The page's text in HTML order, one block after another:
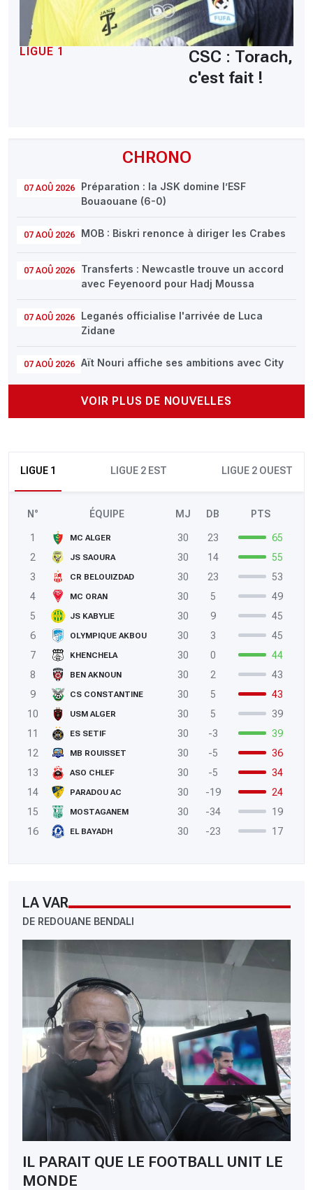
CHRONO
07 AOÛ 2026
Préparation : la JSK domine l’ESF
Bouaouane (6-0)
07 AOÛ 2026 MOB : Biskri renonce à diriger les Crabes
07 AOÛ 2026
Transferts : Newcastle trouve un accord
avec Feyenoord pour Hadj Moussa
07 AOÛ 2026
Leganés officialise l'arrivée de Luca
Zidane
07 AOÛ 2026 Aït Nouri affiche ses ambitions avec City
VOIR PLUS DE NOUVELLES
LIGUE 1 LIGUE 2 EST LIGUE 2 OUEST
N° ÉQUIPE MJ DB PTS
1 MC ALGER 30 23
65
2
JS SAOURA 30 14
55
3
CR BELOUIZDAD 30 23
53
4
MC ORAN 30 5
49
5
JS KABYLIE 30 9
45
6
OLYMPIQUE AKBOU 30 3
45
7
KHENCHELA 30 0
44
8
BEN AKNOUN 30 2
43
9
CS CONSTANTINE 30 5
43
10
USM ALGER 30 5
39
11
ES SETIF 30 -3
39
12
MB ROUISSET 30 -5
36
13
ASO CHLEF 30 -5
34
14
PARADOU AC 30 -19
24
15
MOSTAGANEM 30 -34
19
16
EL BAYADH 30 -23 17
LA VAR
DE REDOUANE BENDALI
IL PARAIT QUE LE FOOTBALL UNIT LE
MONDE
LIGUE 1
CSC : Torach,
c'est fait !